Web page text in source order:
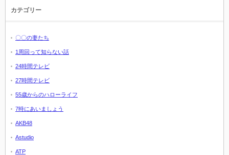
カテゴリー
〇〇の妻たち
1周回って知らない話
24時間テレビ
27時間テレビ
55歳からのハローライフ
7時にあいましょう
AKB48
Astudio
ATP